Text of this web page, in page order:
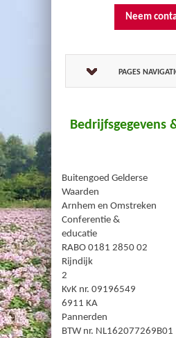
Neem
PAGES
Bedrijfsgegevens
Buitengoed Gelderse
Waarden
Arnhem en Omstreken
Conferentie &
educatie
RABO 0181 2850 02
Rijndijk
KvK nr. 09196549
6911 KA
BTW nr. NL162077269B01